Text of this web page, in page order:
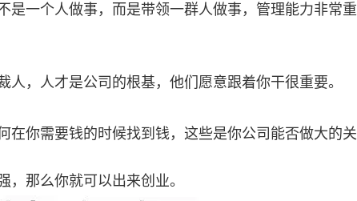
是一个人做事，而是带领一群人做事，管理能力非常重
，人才是公司的根基，他们愿意跟着你干很重要。
在你需要钱的时候找到钱，这些是你公司能否做大的关
那么你就可以出来创业。